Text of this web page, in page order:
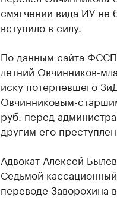
смягчении вида ИУ не
вступило в силу.
По данным сайта ФССП
летний Овчинников-
иску потерпевшего
Овчинниковым-
руб. перед
другим его
Адвокат Алексей
Седьмой
переводе Заворохина